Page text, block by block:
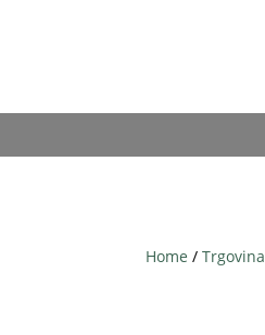
Home /Trgovina